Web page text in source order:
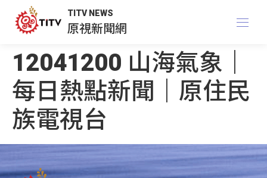
TITV NEWS
原視新聞網
12041200 山海氣象｜
每日熱點新聞｜原住民
族電視台